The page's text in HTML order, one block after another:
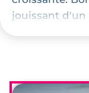
jouissant d'un
trouve à